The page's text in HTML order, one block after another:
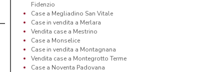
Fidenzio
Case a Megliadino San Vitale
Case in vendita a Merlara
Vendita case a Mestrino
Case a Monselice
Case in vendita a Montagnana
Vendita case a Montegrotto Terme
Case a Noventa Padovana